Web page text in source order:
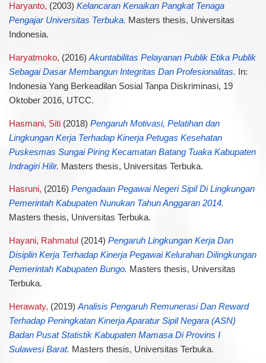
Haryanto, (2003) Kelancaran Kenaikan Pangkat Tenaga
Pengajar Universitas Terbuka. Masters thesis, Universitas
Indonesia.
Haryatmoko, (2016) Akuntabilitas Pelayanan Publik Etika Publik
Sebagai Dasar Membangun Integritas Dan Profesionalitas. In:
Indonesia Yang Berkeadilan Sosial Tanpa Diskriminasi, 19
Oktober 2016, UTCC.
Hasmani, Siti(2018) Pengaruh Motivasi, Pelatihan dan
Lingkungan Kerja Terhadap Kinerja Petugas Kesehatan
Puskesmas Sungai Piring Kecamatan Batang Tuaka Kabupaten
Indragiri Hilir. Masters thesis, Universitas Terbuka.
Hasruni, (2016) Pengadaan Pegawai Negeri Sipil Di Lingkungan
Pemerintah Kabupaten Nunukan Tahun Anggaran 2014.
Masters thesis, Universitas Terbuka.
Hayani, Rahmatul (2014) Pengaruh Lingkungan Kerja Dan
Disiplin Kerja Terhadap Kinerja Pegawai Kelurahan Dilingkungan
Pemerintah Kabupaten Bungo. Masters thesis, Universitas
Terbuka.
Herawaty, (2019) Analisis Pengaruh Remunerasi Dan Reward
Terhadap Peningkatan Kinerja Aparatur Sipil Negara (ASN)
Badan Pusat Statistik Kabupaten Mamasa Di Provins I
Sulawesi Barat. Masters thesis, Universitas Terbuka.